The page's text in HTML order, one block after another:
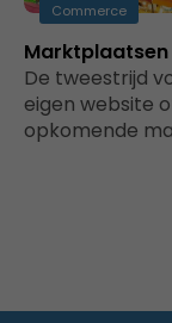
Commerce
Marktplaatsen
De tweestrijd
eigen website
opkomende